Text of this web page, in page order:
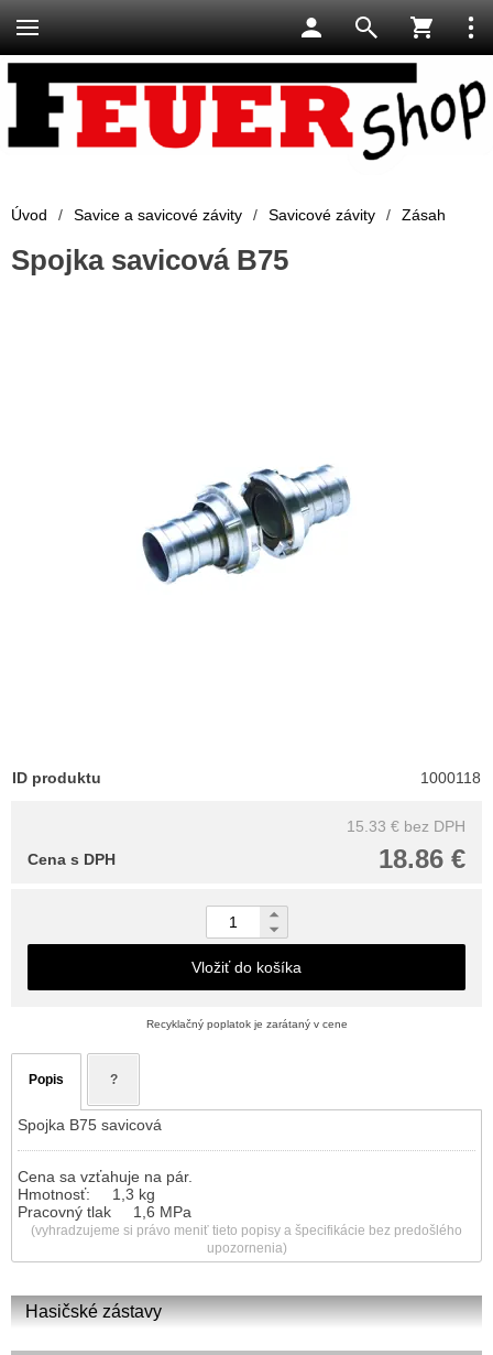
Hasičské zástavy
Úvod / Savice a savicové závity / Savicové závity / Zásah
Spojka savicová B75
ID produktu 1000118
15.33 € bez DPH
18.86 €
Cena s DPH
Vložiť do košíka
Recyklačný poplatok je zarátaný v cene
Popis ?
Spojka B75 savicová
Cena sa vzťahuje na pár.
Hmotnosť:
1,3 kg
Pracovný tlak
1,6 MPa
(vyhradzujeme si právo meniť tieto popisy a špecifikácie bez predošlého
upozornenia)